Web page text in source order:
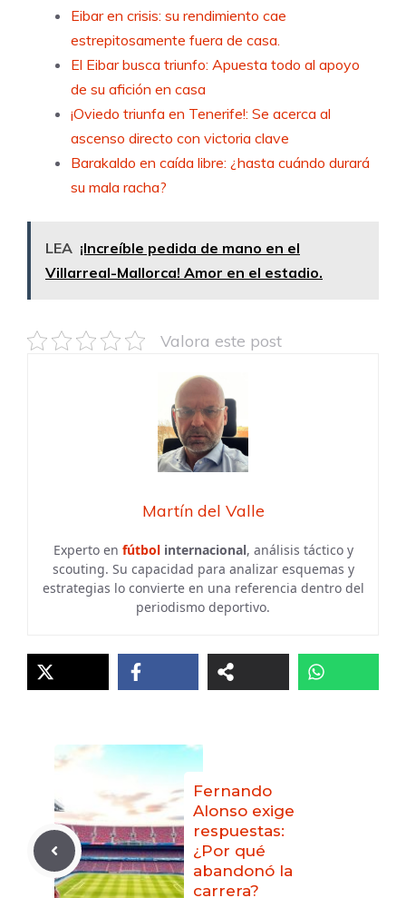
Eibar en crisis: su rendimiento cae
estrepitosamente fuera de casa.
El Eibar busca triunfo: Apuesta todo al apoyo
de su afición en casa
¡Oviedo triunfa en Tenerife!: Se acerca al
ascenso directo con victoria clave
Barakaldo en caída libre: ¿hasta cuándo durará
su mala racha?
LEA ¡Increíble pedida de mano en el
Villarreal-Mallorca! Amor en el estadio.
Valora este post
Martín del Valle
Experto en fútbolinternacional, análisis táctico y
scouting. Su capacidad para analizar esquemas y
estrategias lo convierte en una referencia dentro del
periodismo deportivo.
Fernando
Alonso exige
respuestas:
¿Por qué
abandonó la
carrera?